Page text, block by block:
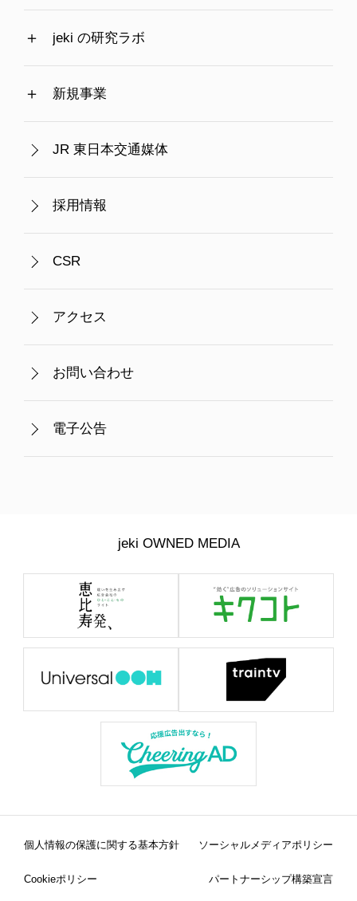
jeki の研究ラボ
新規事業
JR 東日本交通媒体
採用情報
CSR
アクセス
お問い合わせ
電子公告
jeki OWNED MEDIA
個人情報の保護に関する基本方針 ソーシャルメディアポリシー
Cookieポリシー パートナーシップ構築宣言